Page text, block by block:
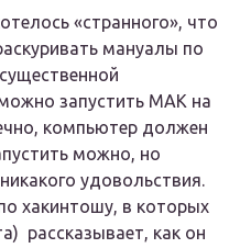
«странного», что
мануалы по
запустить МАК на
компьютер должен
можно, но
удовольствия.
хакинтошу, в которых
рассказывает, как он